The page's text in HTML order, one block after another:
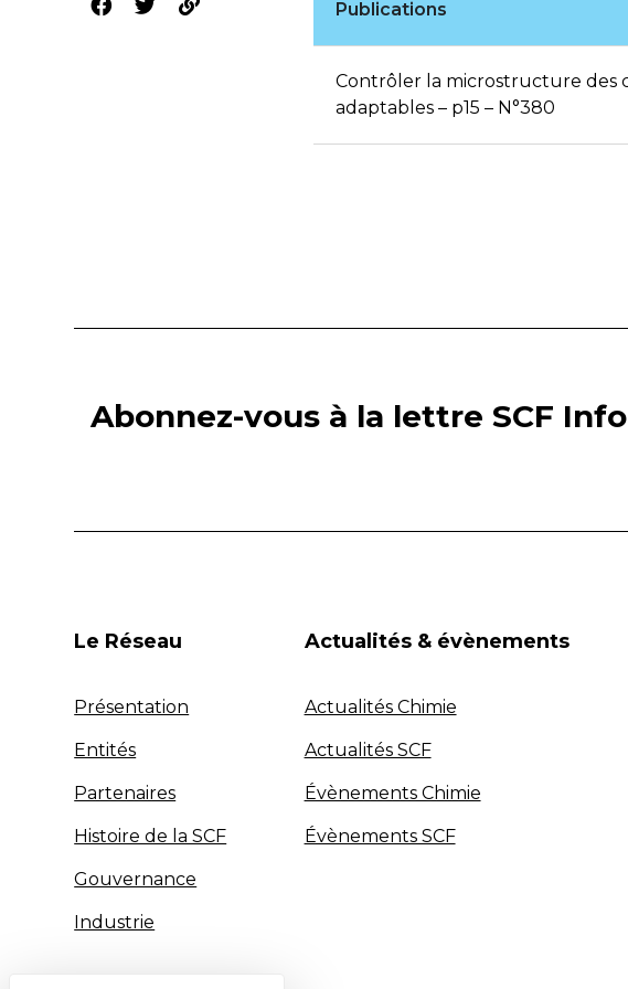
Publications
Contrôler la microstructure des
adaptables – p15 – N°380
Abonnez-vous à la lettre SCF
Le Réseau
Présentation
Entités
Partenaires
Histoire de la SCF
Gouvernance
Industrie
Actualités & évènements
Actualités Chimie
Actualités SCF
Évènements Chimie
Évènements SCF